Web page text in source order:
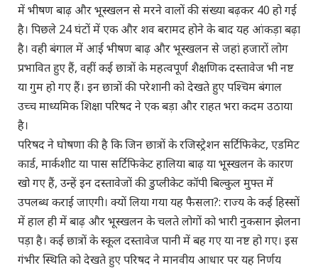
में भीषण बाढ़ और भूस्खलन से मरने वालों की संख्या बढ़कर 40 हो गई
है। पिछले 24 घंटों में एक और शव बरामद होने के बाद यह आंकड़ा बढ़ा
है। वही बंगाल में आई भीषण बाढ़ और भूस्खलन से जहां हजारों लोग
प्रभावित हुए हैं, वहीं कई छात्रों के महत्वपूर्ण शैक्षणिक दस्तावेज भी नष्ट
या गुम हो गए हैं। इन छात्रों की परेशानी को देखते हुए पश्चिम बंगाल
उच्च माध्यमिक शिक्षा परिषद ने एक बड़ा और राहत भरा कदम उठाया
है।
परिषद ने घोषणा की है कि जिन छात्रों के रजिस्ट्रेशन सर्टिफिकेट, एडमिट
कार्ड, मार्कशीट या पास सर्टिफिकेट हालिया बाढ़ या भूस्खलन के कारण
खो गए हैं, उन्हें इन दस्तावेजों की डुप्लीकेट कॉपी बिल्कुल मुफ्त में
उपलब्ध कराई जाएगी। क्यों लिया गया यह फैसला?: राज्य के कई हिस्सों
में हाल ही में बाढ़ और भूस्खलन के चलते लोगों को भारी नुकसान झेलना
पड़ा है। कई छात्रों के स्कूल दस्तावेज पानी में बह गए या नष्ट हो गए। इस
गंभीर स्थिति को देखते हुए परिषद ने मानवीय आधार पर यह निर्णय